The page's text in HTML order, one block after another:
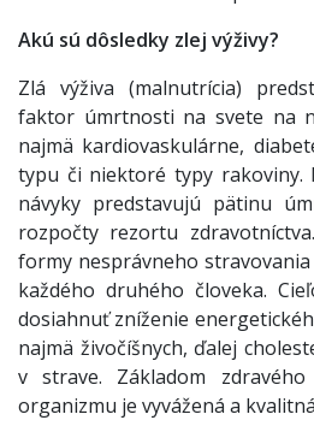
Akú sú dôsledky zlej výživy?
Zlá výživa (malnutrícia)
faktor úmrtnosti na svete na
najmä kardiovaskulárne,
typu či niektoré typy rakoviny.
návyky predstavujú pätinu
rozpočty rezortu
formy nesprávneho
každého druhého človeka.
dosiahnuť zníženie
najmä živočíšnych, ďalej
v strave. Základom
organizmu je vyvážená a